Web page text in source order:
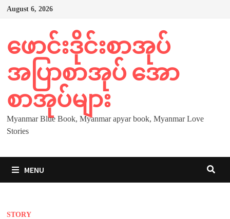
Skip
August 6, 2026
ဖောင်းဒိုင်းစာအုပ်
အပြာစာအုပ် အော
စာအုပ်များ
Myanmar Blue Book, Myanmar apyar book, Myanmar Love
Stories
MENU
STORY